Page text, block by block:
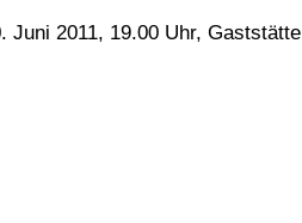
Juni 2011, 19.00 Uhr, Gaststätte